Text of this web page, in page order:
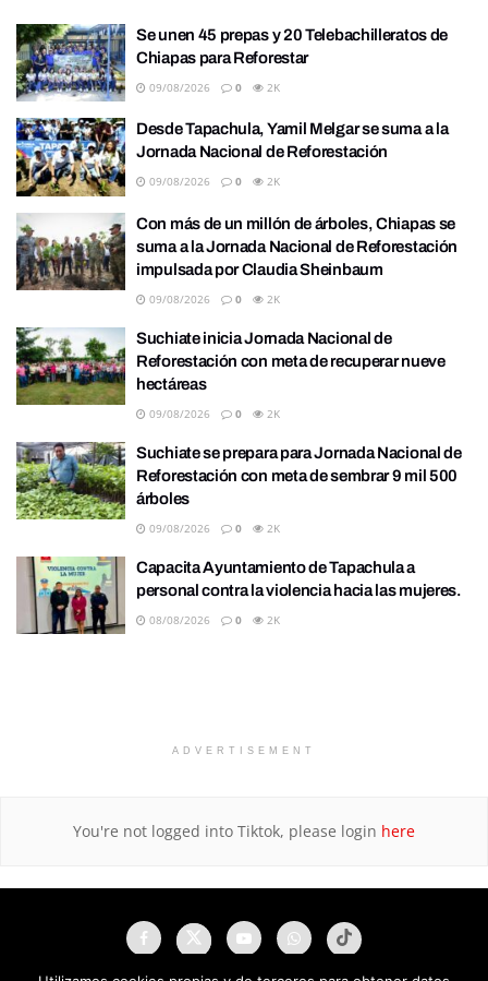
Se unen 45 prepas y 20 Telebachilleratos de
Chiapas para Reforestar
09/08/2026 0 2K
Desde Tapachula, Yamil Melgar se suma a la
Jornada Nacional de Reforestación
09/08/2026 0 2K
Con más de un millón de árboles, Chiapas se
suma a la Jornada Nacional de Reforestación
impulsada por Claudia Sheinbaum
09/08/2026 0 2K
Suchiate inicia Jornada Nacional de
Reforestación con meta de recuperar nueve
hectáreas
09/08/2026 0 2K
Suchiate se prepara para Jornada Nacional de
Reforestación con meta de sembrar 9 mil 500
árboles
09/08/2026 0 2K
Capacita Ayuntamiento de Tapachula a
personal contra la violencia hacia las mujeres.
08/08/2026 0 2K
ADVERTISEMENT
You're not logged into Tiktok, please login here